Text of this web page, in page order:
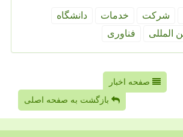
شركت خدمات
دانشگاه
المللی فناوری
صفحه اخبار
بازگشت به صفحه اصلی